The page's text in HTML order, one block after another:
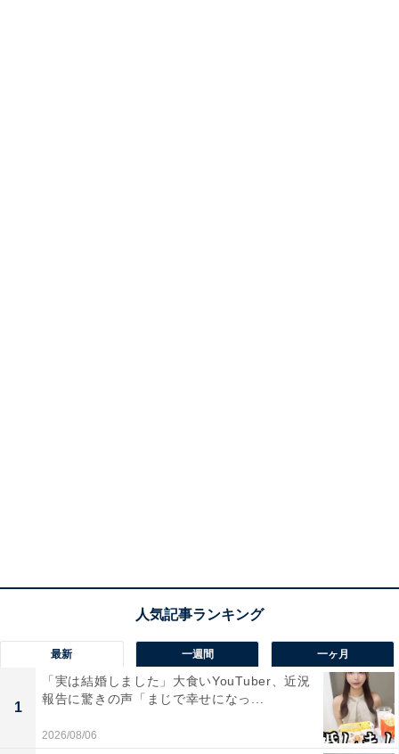
最新 一週間 一ヶ月
1
「実は結婚しました」大食いYouTuber、近況
報告に驚きの声「まじで幸せになっ...
2026/08/06